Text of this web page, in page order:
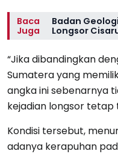
Baca
Juga
Badan
Longsor
“Jika dibandingkan
Sumatera yang
angka ini sebenarnya
kejadian longsor tetap
Kondisi tersebut,
adanya kerapuhan